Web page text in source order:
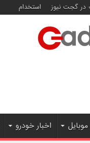
در گجت نیوز استخدام
اخبار خودرو